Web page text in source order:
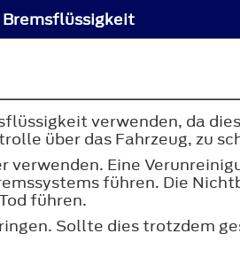
verwenden, da
über das Fahrzeug, zu
Eine
führen. Die
führen.
Sollte dies trotzdem